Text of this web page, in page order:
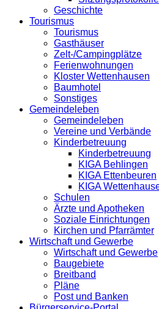
Geschichte
Tourismus
Tourismus
Gasthäuser
Zelt-/Campingplätze
Ferienwohnungen
Kloster Wettenhausen
Baumhotel
Sonstiges
Gemeindeleben
Gemeindeleben
Vereine und Verbände
Kinderbetreuung
Kinderbetreuung
KIGA Behlingen
KIGA Ettenbeuren
KIGA
Schulen
Ärzte und Apotheken
Soziale Einrichtungen
Kirchen und Pfarrämter
Wirtschaft und Gewerbe
Wirtschaft und Gewerbe
Baugebiete
Breitband
Pläne
Post und Banken